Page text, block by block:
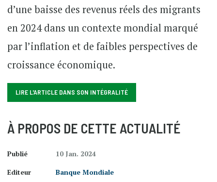
d’une baisse des revenus réels des migrants
en 2024 dans un contexte mondial marqué
par l’inflation et de faibles perspectives de
croissance économique.
LIRE L'ARTICLE DANS SON INTÉGRALITÉ
À PROPOS DE CETTE ACTUALITÉ
Publié
10 Jan. 2024
Editeur
Banque Mondiale